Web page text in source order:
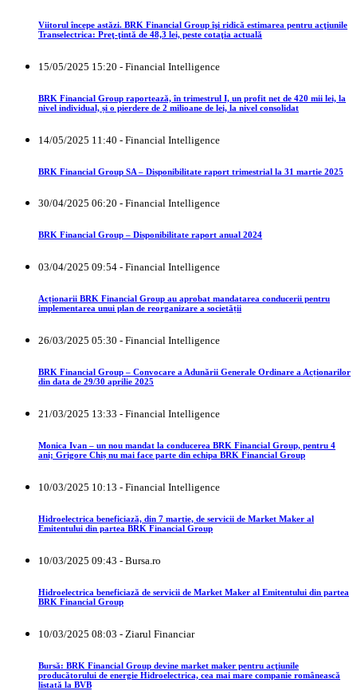
Viitorul începe astăzi. BRK Financial Group îşi ridică estimarea pentru acţiunile
Transelectrica: Preţ-ţintă de 48,3 lei, peste cotaţia actuală
15/05/2025 15:20 - Financial Intelligence
BRK Financial Group raportează, în trimestrul I, un profit net de 420 mii lei, la
nivel individual, și o pierdere de 2 milioane de lei, la nivel consolidat
14/05/2025 11:40 - Financial Intelligence
BRK Financial Group SA – Disponibilitate raport trimestrial la 31 martie 2025
30/04/2025 06:20 - Financial Intelligence
BRK Financial Group – Disponibilitate raport anual 2024
03/04/2025 09:54 - Financial Intelligence
Acționarii BRK Financial Group au aprobat mandatarea conducerii pentru
implementarea unui plan de reorganizare a societății
26/03/2025 05:30 - Financial Intelligence
BRK Financial Group – Convocare a Adunării Generale Ordinare a Acționarilor
din data de 29/30 aprilie 2025
21/03/2025 13:33 - Financial Intelligence
Monica Ivan – un nou mandat la conducerea BRK Financial Group, pentru 4
ani; Grigore Chiș nu mai face parte din echipa BRK Financial Group
10/03/2025 10:13 - Financial Intelligence
Hidroelectrica beneficiază, din 7 martie, de servicii de Market Maker al
Emitentului din partea BRK Financial Group
10/03/2025 09:43 - Bursa.ro
Hidroelectrica beneficiază de servicii de Market Maker al Emitentului din partea
BRK Financial Group
10/03/2025 08:03 - Ziarul Financiar
Bursă: BRK Financial Group devine market maker pentru acţiunile
producătorului de energie Hidroelectrica, cea mai mare companie românească
listată la BVB